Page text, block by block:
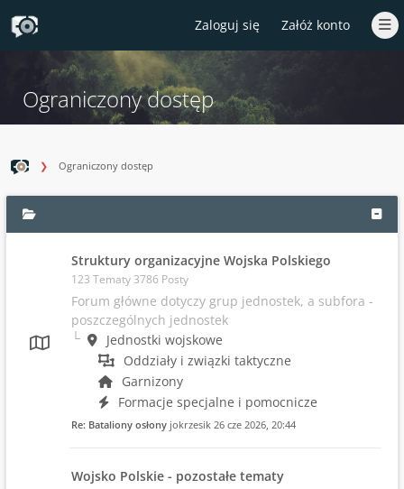
Zaloguj się Załóż konto
Ograniczony dostęp
Ograniczony dostęp
Struktury organizacyjne Wojska Polskiego
123 Tematy 3786 Posty
Forum główne dotyczy grup jednostek, a subfora -
poszczególnych jednostek
Jednostki wojskowe
Oddziały i związki taktyczne
Garnizony
Formacje specjalne i pomocnicze
Re: Bataliony osłony jokrzesik 26 cze 2026, 20:44
Wojsko Polskie - pozostałe tematy